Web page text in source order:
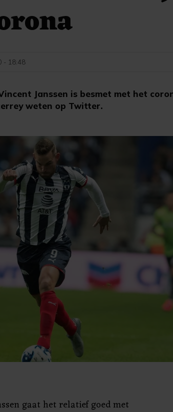
Vincent Janssen is besmet met het
weten op Twitter.
- 18:48
gaat het relatief goed met